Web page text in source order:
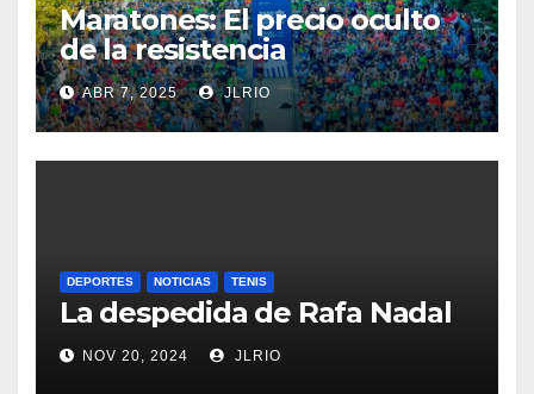
Maratones: El precio oculto
de la resistencia
ABR 7, 2025 JLRIO
DEPORTES NOTICIAS TENIS
La despedida de Rafa Nadal
NOV 20, 2024 JLRIO